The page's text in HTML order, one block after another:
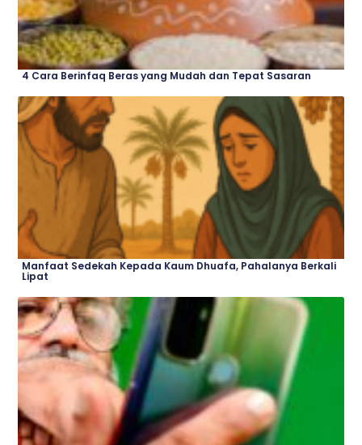
4 Cara Berinfaq Beras yang Mudah dan Tepat Sasaran
Manfaat Sedekah Kepada Kaum Dhuafa, Pahalanya Berkali
Lipat